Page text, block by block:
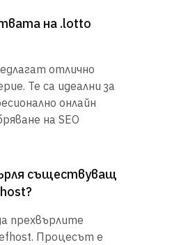
на .lotto
отлично
Те са идеални за
онлайн
на SEO
съществуващ
прехвърлите
Процесът е